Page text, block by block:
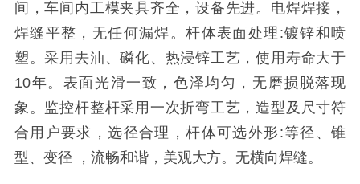
间，车间内工模夹具齐全，设备先进。电焊焊接，
焊缝平整，无任何漏焊。杆体表面处理:镀锌和喷
塑。采用去油、磷化、热浸锌工艺，使用寿命大于
10年。表面光滑一致，色泽均匀，无磨损脱落现
象。监控杆整杆采用一次折弯工艺，造型及尺寸符
合用户要求，选径合理，杆体可选外形:等径、锥
型、变径 ，流畅和谐，美观大方。无横向焊缝。